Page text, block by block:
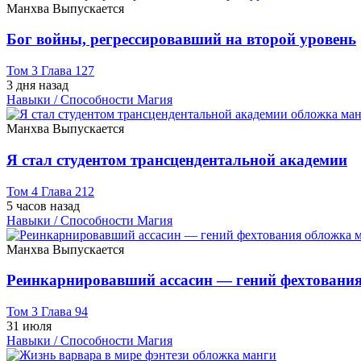
Манхва Выпускается
Бог войны, регрессировавший на второй уровень
Том 3 Глава 127
3 дня назад
Навыки / Способности Магия
Манхва Выпускается
Я стал студентом трансцендентальной академии
Том 4 Глава 212
5 часов назад
Навыки / Способности Магия
Манхва Выпускается
Реинкарнировавший ассасин — гений
Том 3 Глава 94
31 июля
Навыки / Способности Магия